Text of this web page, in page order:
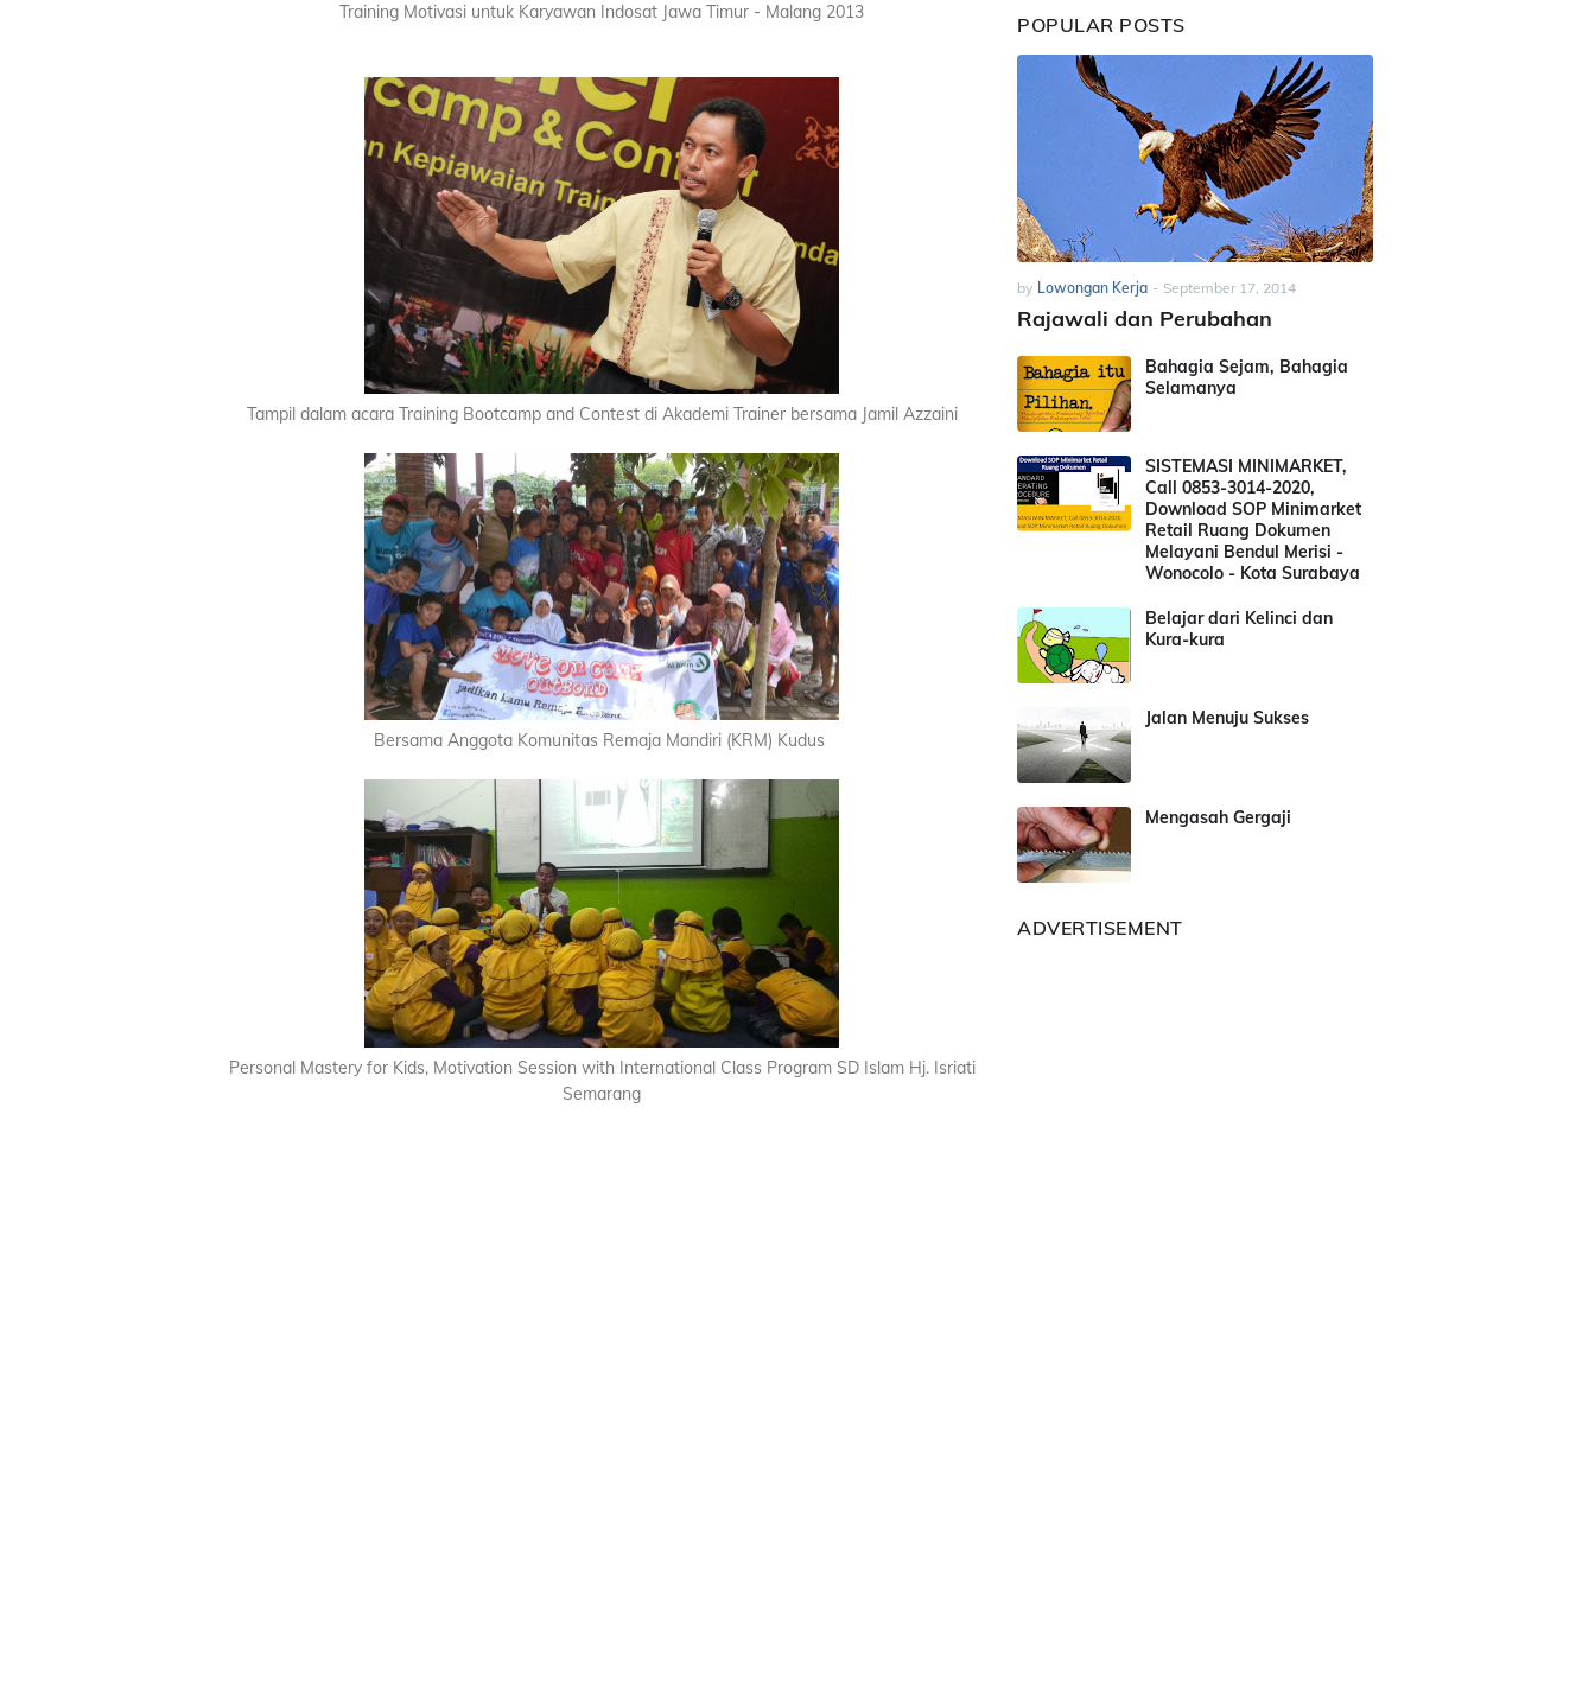
Training Motivasi untuk Karyawan Indosat Jawa Timur - Malang 2013
Tampil dalam acara Training Bootcamp and Contest di Akademi Trainer bersama Jamil Azzaini
Bersama Anggota Komunitas Remaja Mandiri (KRM) Kudus
Personal Mastery for Kids, Motivation Session with International Class Program SD Islam Hj. Isriati
Semarang
POPULAR POSTS
by Lowongan Kerja - September 17, 2014
Rajawali dan Perubahan
Bahagia Sejam, Bahagia
Selamanya
SISTEMASI MINIMARKET,
Call 0853-3014-2020,
Download SOP Minimarket
Retail Ruang Dokumen
Melayani Bendul Merisi -
Wonocolo - Kota Surabaya
Belajar dari Kelinci dan
Kura-kura
Jalan Menuju Sukses
Mengasah Gergaji
ADVERTISEMENT